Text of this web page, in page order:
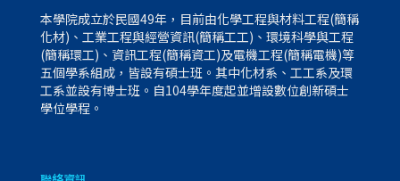
本學院成立於民國49年，目前由化學工程與材料工程(簡稱
化材)、工業工程與經營資訊(簡稱工工)、環境科學與工程
(簡稱環工)、資訊工程(簡稱資工)及電機工程(簡稱電機)等
五個學系組成，皆設有碩士班。其中化材系、工工系及環
工系並設有博士班。自104學年度起並增設數位創新碩士
學位學程。